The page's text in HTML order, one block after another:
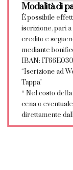
Modalità di
È possibile
iscrizione, pari a
credito e
mediante
IBAN:
“Iscrizione ad
Tappa”
* Nel costo
cena o
direttamente